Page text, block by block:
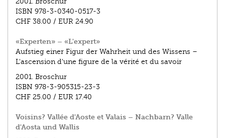
ISBN 978-3-0340-0517-3
CHF 38.00 / EUR 24.90
«Experten» – «L'expert»
Aufstieg einer Figur der Wahrheit und des Wissens –
L'ascension d'une figure de la vérité et du savoir
2001. Broschur
ISBN 978-3-905315-23-3
CHF 25.00 / EUR 17.40
Voisins? Vallée d'Aoste et Valais – Nachbarn? Valle
d'Aosta und Wallis